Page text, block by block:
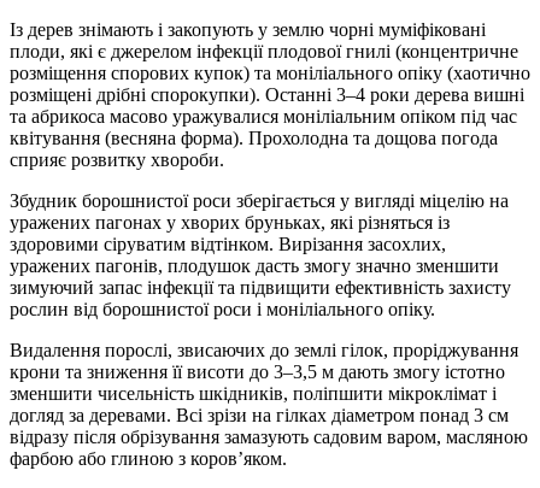
Із дерев знімають і закопують у землю чорні муміфіковані
плоди, які є джерелом інфекції плодової гнилі (концентричне
розміщення спорових купок) та моніліального опіку (хаотично
розміщені дрібні спорокупки). Останні 3–4 роки дерева вишні
та абрикоса масово уражувалися моніліальним опіком під час
квітування (весняна форма). Прохолодна та дощова погода
сприяє розвитку хвороби.
Збудник борошнистої роси зберігається у вигляді міцелію на
уражених пагонах у хворих бруньках, які різняться із
здоровими сіруватим відтінком. Вирізання засохлих,
уражених пагонів, плодушок дасть змогу значно зменшити
зимуючий запас інфекції та підвищити ефективність захисту
рослин від борошнистої роси і моніліального опіку.
Видалення порослі, звисаючих до землі гілок, проріджування
крони та зниження її висоти до 3–3,5 м дають змогу істотно
зменшити чисельність шкідників, поліпшити мікроклімат і
догляд за деревами. Всі зрізи на гілках діаметром понад 3 см
відразу після обрізування замазують садовим варом, масляною
фарбою або глиною з коров’яком.